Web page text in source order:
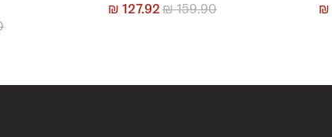
₪
₪159.90
₪ 127.92